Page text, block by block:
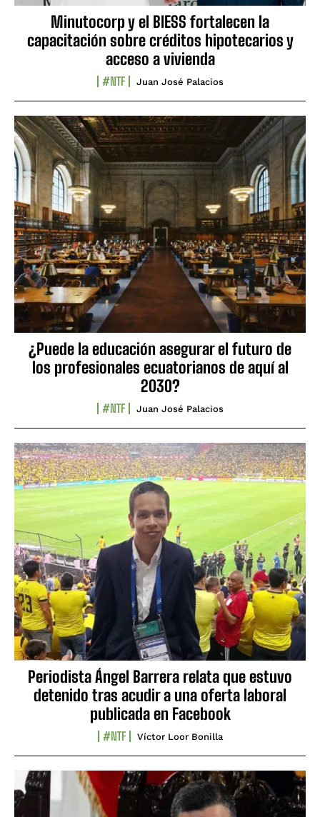
Minutocorp y el BIESS fortalecen la
capacitación sobre créditos hipotecarios y
acceso a vivienda
#NTF Juan José Palacios
¿Puede la educación asegurar el futuro de
los profesionales ecuatorianos de aquí al
2030?
#NTF Juan José Palacios
Periodista Ángel Barrera relata que estuvo
detenido tras acudir a una oferta laboral
publicada en Facebook
#NTF Víctor Loor Bonilla